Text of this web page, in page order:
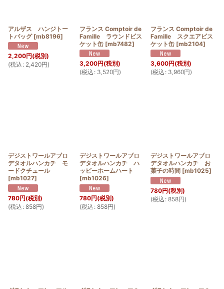
アルザス ハンジトー
トバッグ [mb8196]
2,200円(税別)
(税込 : 2,420円)
フランス Comptoir de
Famille ラウンドビス
ケット缶 [mb7482]
3,200円(税別)
(税込 : 3,520円)
フランス Comptoir de
Famille スクエアビス
ケット缶 [mb2104]
3,600円(税別)
(税込 : 3,960円)
デジストワールアブロ
デタオルハンカチ モ
ードクチュール
[mb1027]
780円(税別)
(税込 : 858円)
デジストワールアブロ
デタオルハンカチ ハ
ッピーホームハート
[mb1026]
780円(税別)
(税込 : 858円)
デジストワールアブロ
デタオルハンカチ お
菓子の時間 [mb1025]
780円(税別)
(税込 : 858円)